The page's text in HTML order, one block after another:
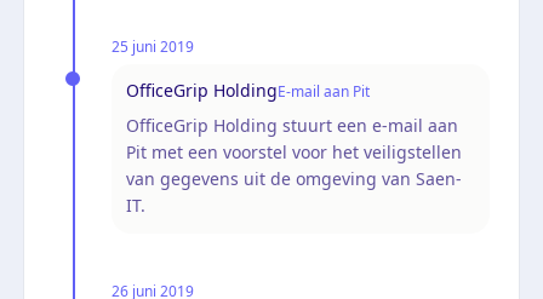
25 juni 2019
OfficeGrip HoldingE-mail aan Pit
OfficeGrip Holding stuurt een e-mail aan
Pit met een voorstel voor het veiligstellen
van gegevens uit de omgeving van Saen-
IT.
26 juni 2019